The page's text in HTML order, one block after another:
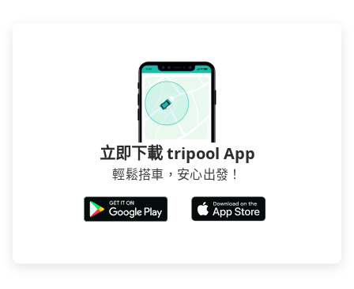
立即下載 tripool App
輕鬆搭車，安心出發！